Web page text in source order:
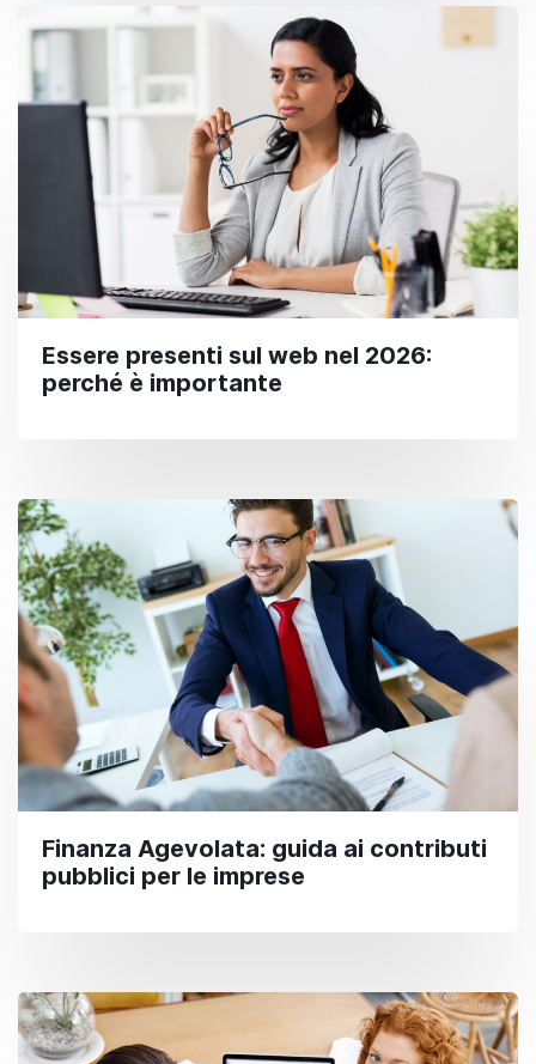
Essere presenti sul web nel 2026:
perché è importante
Finanza Agevolata: guida ai contributi
pubblici per le imprese